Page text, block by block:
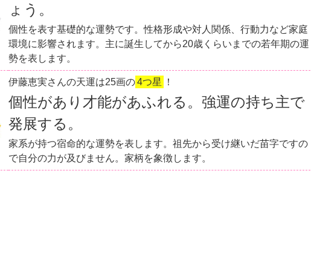
ょう。
個性を表す基礎的な運勢です。性格形成や対人関係、行動力など家庭
環境に影響されます。主に誕生してから20歳くらいまでの若年期の運
勢を表します。
伊藤恵実さんの天運は25画の4つ星 ！
個性があり才能があふれる。強運の持ち主で
発展する。
家系が持つ宿命的な運勢を表します。祖先から受け継いだ苗字ですの
で自分の力が及びません。家柄を象徴します。